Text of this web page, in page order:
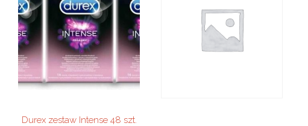
Durex zestaw Intense 48 szt.